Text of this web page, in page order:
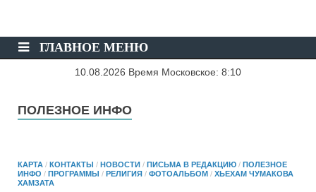
ГЛАВНОЕ МЕНЮ
10.08.2026 Время Московское: 8:10
ПОЛЕЗНОЕ ИНФО
КАРТА / КОНТАКТЫ / НОВОСТИ / ПИСЬМА В РЕДАКЦИЮ / ПОЛЕЗНОЕ
ИНФО / ПРОГРАММЫ / РЕЛИГИЯ / ФОТОАЛЬБОМ / ХЬЕХАМ ЧУМАКОВА
ХАМЗАТА